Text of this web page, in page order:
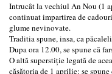
Intrucât la vechiul An Nou (1
continuat impartirea de
glume nevinovate.
Traditia spune, insa, ca
Dupa ora 12.00, se spune că
O altă superstiție legată de
căsătoria de 1 aprilie: se